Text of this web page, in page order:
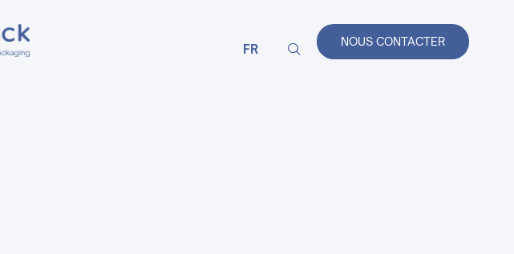
FR
NOUS CONTACTER